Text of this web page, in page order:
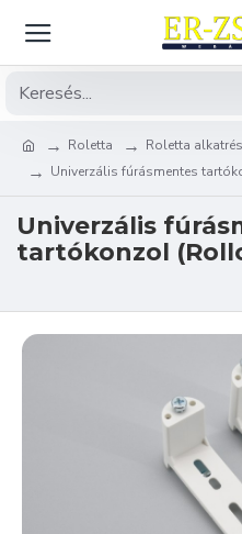
Roletta
Roletta
Univerzális fúrásmentes
Univerzális
tartókonzol